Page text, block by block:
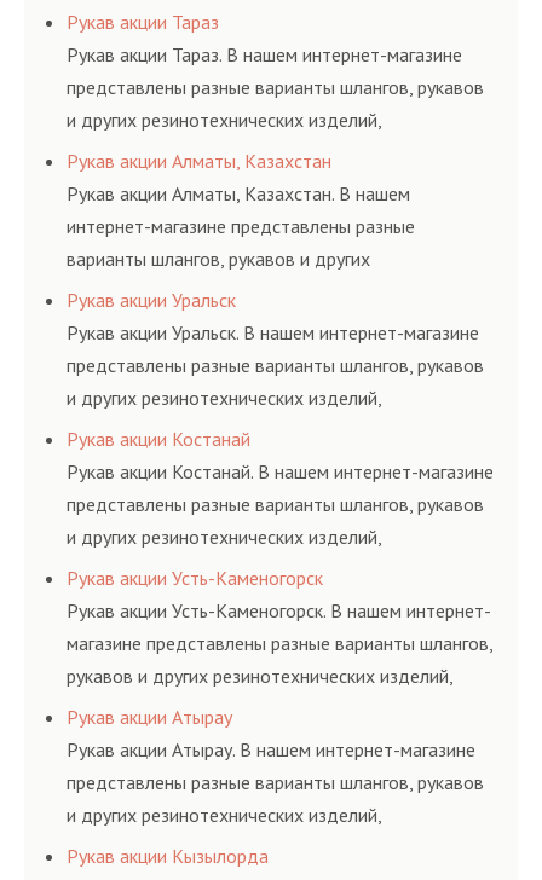
соответствующих ГОСТам, техническим условиям
и нормативам.
Рукав акции Тараз
Рукав акции Тараз. В нашем интернет-магазине
представлены разные варианты шлангов, рукавов
и других резинотехнических изделий,
соответствующих ГОСТам, техническим условиям
и нормативам.
Рукав акции Алматы, Казахстан
Рукав акции Алматы, Казахстан. В нашем
интернет-магазине представлены разные
варианты шлангов, рукавов и других
резинотехнических изделий, соответствующих
ГОСТам, техническим условиям и нормативам.
Рукав акции Уральск
Рукав акции Уральск. В нашем интернет-магазине
представлены разные варианты шлангов, рукавов
и других резинотехнических изделий,
соответствующих ГОСТам, техническим условиям
и нормативам.
Рукав акции Костанай
Рукав акции Костанай. В нашем интернет-магазине
представлены разные варианты шлангов, рукавов
и других резинотехнических изделий,
соответствующих ГОСТам, техническим условиям
и нормативам.
Рукав акции Усть-Каменогорск
Рукав акции Усть-Каменогорск. В нашем интернет-
магазине представлены разные варианты шлангов,
рукавов и других резинотехнических изделий,
соответствующих ГОСТам, техническим условиям
и нормативам.
Рукав акции Атырау
Рукав акции Атырау. В нашем интернет-магазине
представлены разные варианты шлангов, рукавов
и других резинотехнических изделий,
соответствующих ГОСТам, техническим условиям
Рукав акции Кызылорда